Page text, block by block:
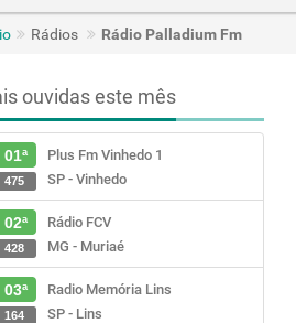
Rádios Rádio Palladium Fm
ouvidas este mês
01ª
Plus Fm Vinhedo 1
SP - Vinhedo
475
02ª
Rádio FCV
MG - Muriaé
428
03ª
Radio Memória Lins
SP - Lins
164